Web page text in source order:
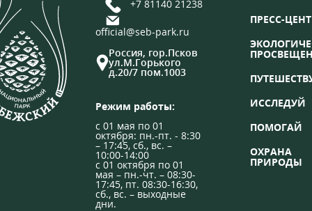
+7 81140 21238
official@seb-park.ru
Россия, гор.Псков
ул.М.Горького
д.20/7 пом.1003
Режим работы:
с 01 мая по 01
октября: пн.-пт. - 8:30
– 17:45, сб., вс. –
10:00-14:00
с 01 октября по 01
мая – пн.-чт. – 08:30-
17:45, пт. 08:30-16:30,
сб., вс. – выходные
дни.
ПРЕСС-
ИССЛЕДУЙ
ПОМОГАЙ
ОХРАНА
ПРИРОДЫ